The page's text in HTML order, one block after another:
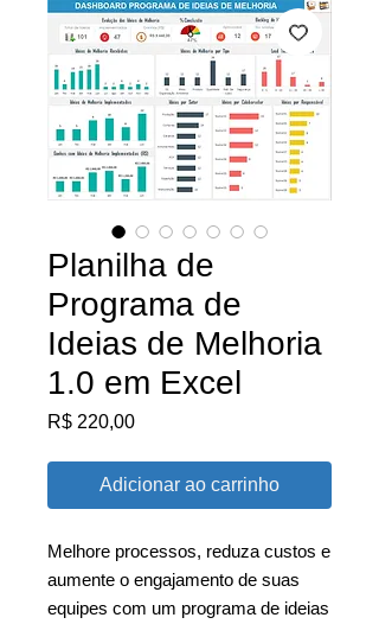
Planilha de
Programa de
Ideias de Melhoria
1.0 em Excel
R$ 220,00Preço
Adicionar ao carrinho
Melhore processos, reduza custos e
aumente o engajamento de suas
equipes com um programa de ideias